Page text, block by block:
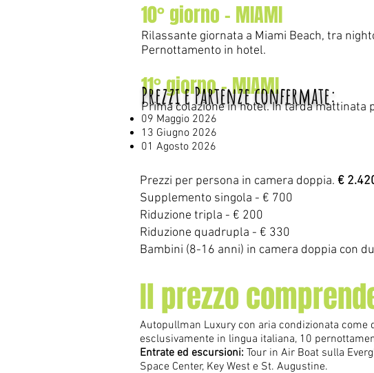
10° giorno - MIAMI
Rilassante giornata a Miami Beach, tra
Pernottamento in hotel.
11° giorno - MIAMI
Prima colazione in hotel. In tarda mattinata
Prezzi e Partenze confermate:
09 Maggio 2026
13 Giugno 2026
01 Agosto 2026
Prezzi per persona in camera doppia. €
Supplemento singola - € 700
Riduzione tripla - € 200
Riduzione quadrupla - € 330
Bambini (8-16 anni) in camera doppia con
Il prezzo
Autopullman Luxury con aria condizionata
esclusivamente in lingua italiana, 10
Entrate ed escursioni: Tour in Air Boat sulla
Space Center, Key West e St. Augustine.